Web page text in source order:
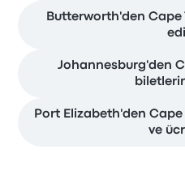
Butterworth'den Cape
Johannesburg'den
Port Elizabeth'den
ve